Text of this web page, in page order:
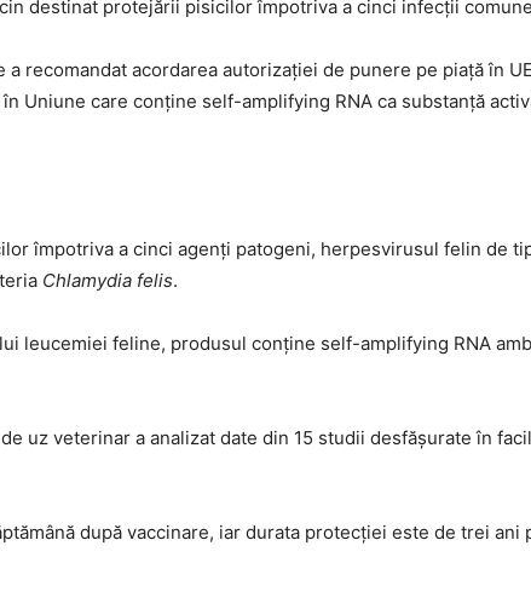
destinat protejării pisicilor împotriva a cinci infecții
recomandat acordarea autorizației de punere pe piață în
Uniune care conține self-amplifying RNA ca substanță
împotriva a cinci agenți patogeni, herpesvirusul felin de
Chlamydia felis.
leucemiei feline, produsul conține self-amplifying RNA
uz veterinar a analizat date din 15 studii desfășurate în
după vaccinare, iar durata protecției este de trei